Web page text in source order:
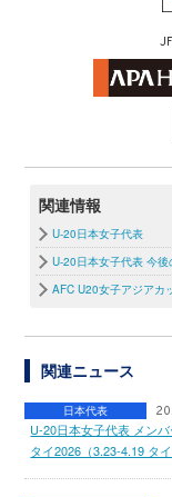
関連情報
U-20日本女子代表
U-20日本女子代表 今
AFC U20女子アジアカ
関連ニュース
日本代表
U-20日本女子代表 メン
タイ2026（3.23-4.19 タ